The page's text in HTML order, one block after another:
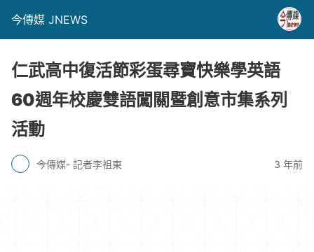
今傳媒 JNEWS
仁武高中復活節彩蛋尋寶快樂學英語
60週年校慶雙語闖關暨創意市集系列
活動
今傳媒- 記者李祖東 3 年前